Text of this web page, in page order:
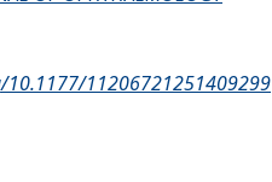
11206721251409299